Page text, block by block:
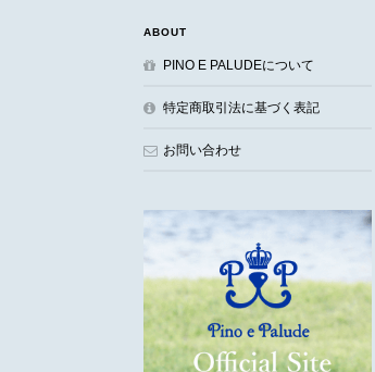
ABOUT
PINO E PALUDEについて
特定商取引法に基づく表記
お問い合わせ